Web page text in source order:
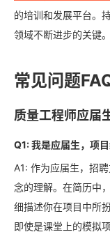
的培训和发展平台。
领域不断进步的关键。
常见问题
质量工程师应届
Q1: 我是应届生，项
A1: 作为应届生，招
念的理解。在简历中
细描述你在项目中所
即使是课堂上的模拟